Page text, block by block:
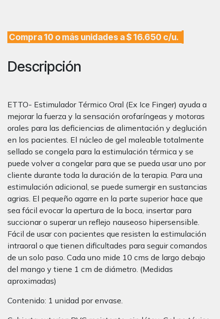
Compra 10 o más unidades a $ 16.650 c/u.
Descripción
ETTO- Estimulador Térmico Oral (Ex Ice Finger) ayuda a
mejorar la fuerza y ​​la sensación orofaríngeas y motoras
orales para las deficiencias de alimentación y deglución
en los pacientes. El núcleo de gel maleable totalmente
sellado se congela para la estimulación térmica y se
puede volver a congelar para que se pueda usar uno por
cliente durante toda la duración de la terapia. Para una
estimulación adicional, se puede sumergir en sustancias
agrias. El pequeño agarre en la parte superior hace que
sea fácil evocar la apertura de la boca, insertar para
succionar o superar un reflejo nauseoso hipersensible.
Fácil de usar con pacientes que resisten la estimulación
intraoral o que tienen dificultades para seguir comandos
de un solo paso. Cada uno mide 10 cms de largo debajo
del mango y tiene 1 cm de diámetro. (Medidas
aproximadas)
Contenido: 1 unidad por envase.